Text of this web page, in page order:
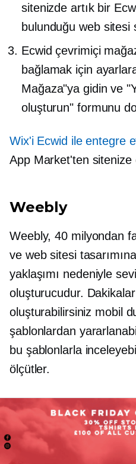
sitenizde artık bir
bulunduğu web sitesi
Ecwid çevrimiçi
bağlamak için
Mağaza"ya gidin ve
oluşturun" formunu
Wix'i Ecwid ile entegre
App Market'ten sitenize
Weebly
Weebly, 40 milyondan
ve web sitesi
yaklaşımı nedeniyle
oluşturucudur.
oluşturabilirsiniz mobil
şablonlardan
bu şablonlarla
ölçütler.